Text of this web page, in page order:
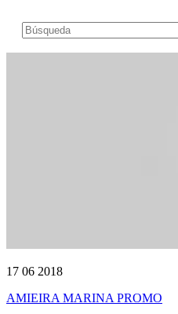
17 06 2018
AMIEIRA MARINA PROMO